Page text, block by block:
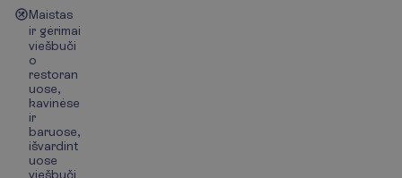
Maistas
ir gėrimai
viešbuči
o
restoran
uose,
kavinėse
ir
baruose,
išvardint
uose
viešbuči